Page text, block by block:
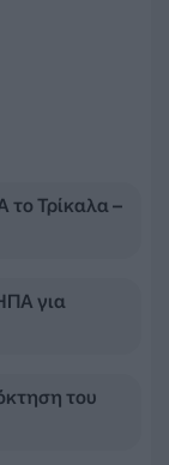
το Τρίκαλα –
για
του